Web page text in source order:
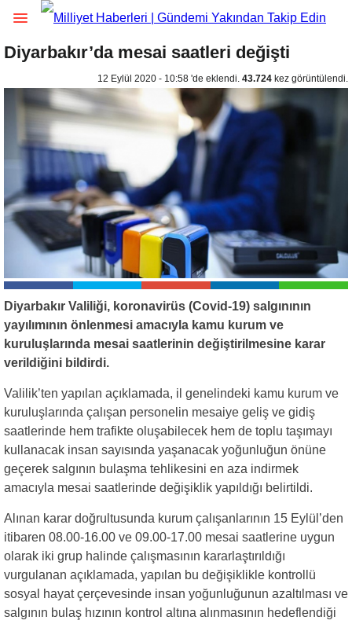
Diyarbakır’da mesai saatleri değişti
12 Eylül 2020 - 10:58 'de eklendi. 43.724 kez görüntülendi.
Diyarbakır Valiliği, koronavirüs (Covid-19) salgınının
yayılımının önlenmesi amacıyla kamu kurum ve
kuruluşlarında mesai saatlerinin değiştirilmesine karar
verildiğini bildirdi.
Valilik’ten yapılan açıklamada, il genelindeki kamu kurum ve
kuruluşlarında çalışan personelin mesaiye geliş ve gidiş
saatlerinde hem trafikte oluşabilecek hem de toplu taşımayı
kullanacak insan sayısında yaşanacak yoğunluğun önüne
geçerek salgının bulaşma tehlikesini en aza indirmek
amacıyla mesai saatlerinde değişiklik yapıldığı belirtildi.
Alınan karar doğrultusunda kurum çalışanlarının 15 Eylül’den
itibaren 08.00-16.00 ve 09.00-17.00 mesai saatlerine uygun
olarak iki grup halinde çalışmasının kararlaştırıldığı
vurgulanan açıklamada, yapılan bu değişiklikle kontrollü
sosyal hayat çerçevesinde insan yoğunluğunun azaltılması ve
salgının bulaş hızının kontrol altına alınmasının hedeflendiği